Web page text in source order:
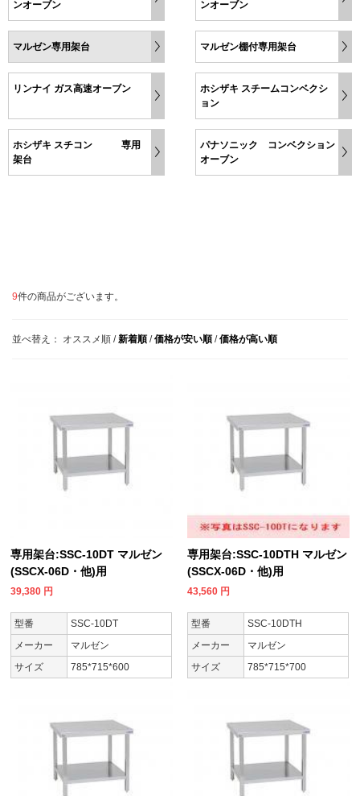
ンオーブン
ンオーブン
マルゼン専用架台 マルゼン棚付専用架台
リンナイ ガス高速オーブン
ホシザキ スチームコンベクシ
ョン
ホシザキ スチコン 専用
架台
パナソニック コンベクション
オーブン
9件の商品がございます。
並べ替え： オススメ順 /新着順 /価格が安い順 /価格が高い順
専用架台:SSC-10DT マルゼン
(SSCX-06D・他)用
39,380 円
型番
SSC-10DT
メーカー
マルゼン
サイズ
785*715*600
専用架台:SSC-10DTH マルゼン
(SSCX-06D・他)用
43,560 円
型番
SSC-10DTH
メーカー
マルゼン
サイズ
785*715*700